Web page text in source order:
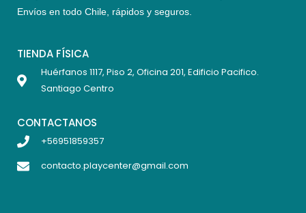
Envíos en todo Chile, rápidos y seguros
TIENDA FÍSICA
Huérfanos 1117, Piso 2, Oficina 201, Edificio Pacifico.
Santiago Centro
CONTACTANOS
+56951859357
contacto.playcenter@gmail.com